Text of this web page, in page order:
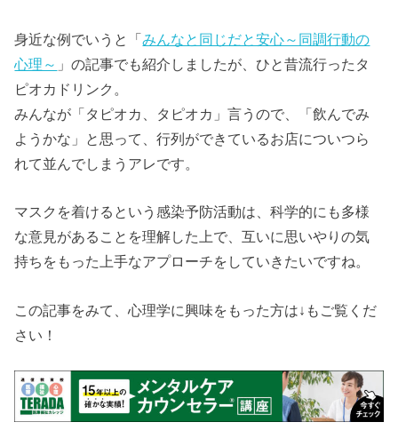
身近な例でいうと「みんなと同じだと安心～同調行動の
心理～ 」の記事でも紹介しましたが、ひと昔流行ったタ
ピオカドリンク。
みんなが「タピオカ、タピオカ」言うので、「飲んでみ
ようかな」と思って、行列ができているお店についつら
れて並んでしまうアレです。
マスクを着けるという感染予防活動は、科学的にも多様
な意見があることを理解した上で、互いに思いやりの気
持ちをもった上手なアプローチをしていきたいですね。
この記事をみて、心理学に興味をもった方は↓もご覧くだ
さい！